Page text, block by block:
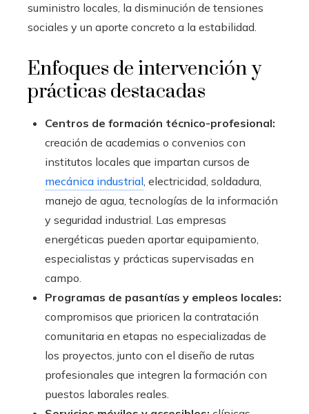
suministro locales, la disminución de tensiones
sociales y un aporte concreto a la estabilidad.
Enfoques de intervención y
prácticas destacadas
Centros de formación técnico-profesional:
creación de academias o convenios con
institutos locales que impartan cursos de
mecánica industrial, electricidad, soldadura,
manejo de agua, tecnologías de la información
y seguridad industrial. Las empresas
energéticas pueden aportar equipamiento,
especialistas y prácticas supervisadas en
campo.
Programas de pasantías y empleos locales:
compromisos que prioricen la contratación
comunitaria en etapas no especializadas de
los proyectos, junto con el diseño de rutas
profesionales que integren la formación con
puestos laborales reales.